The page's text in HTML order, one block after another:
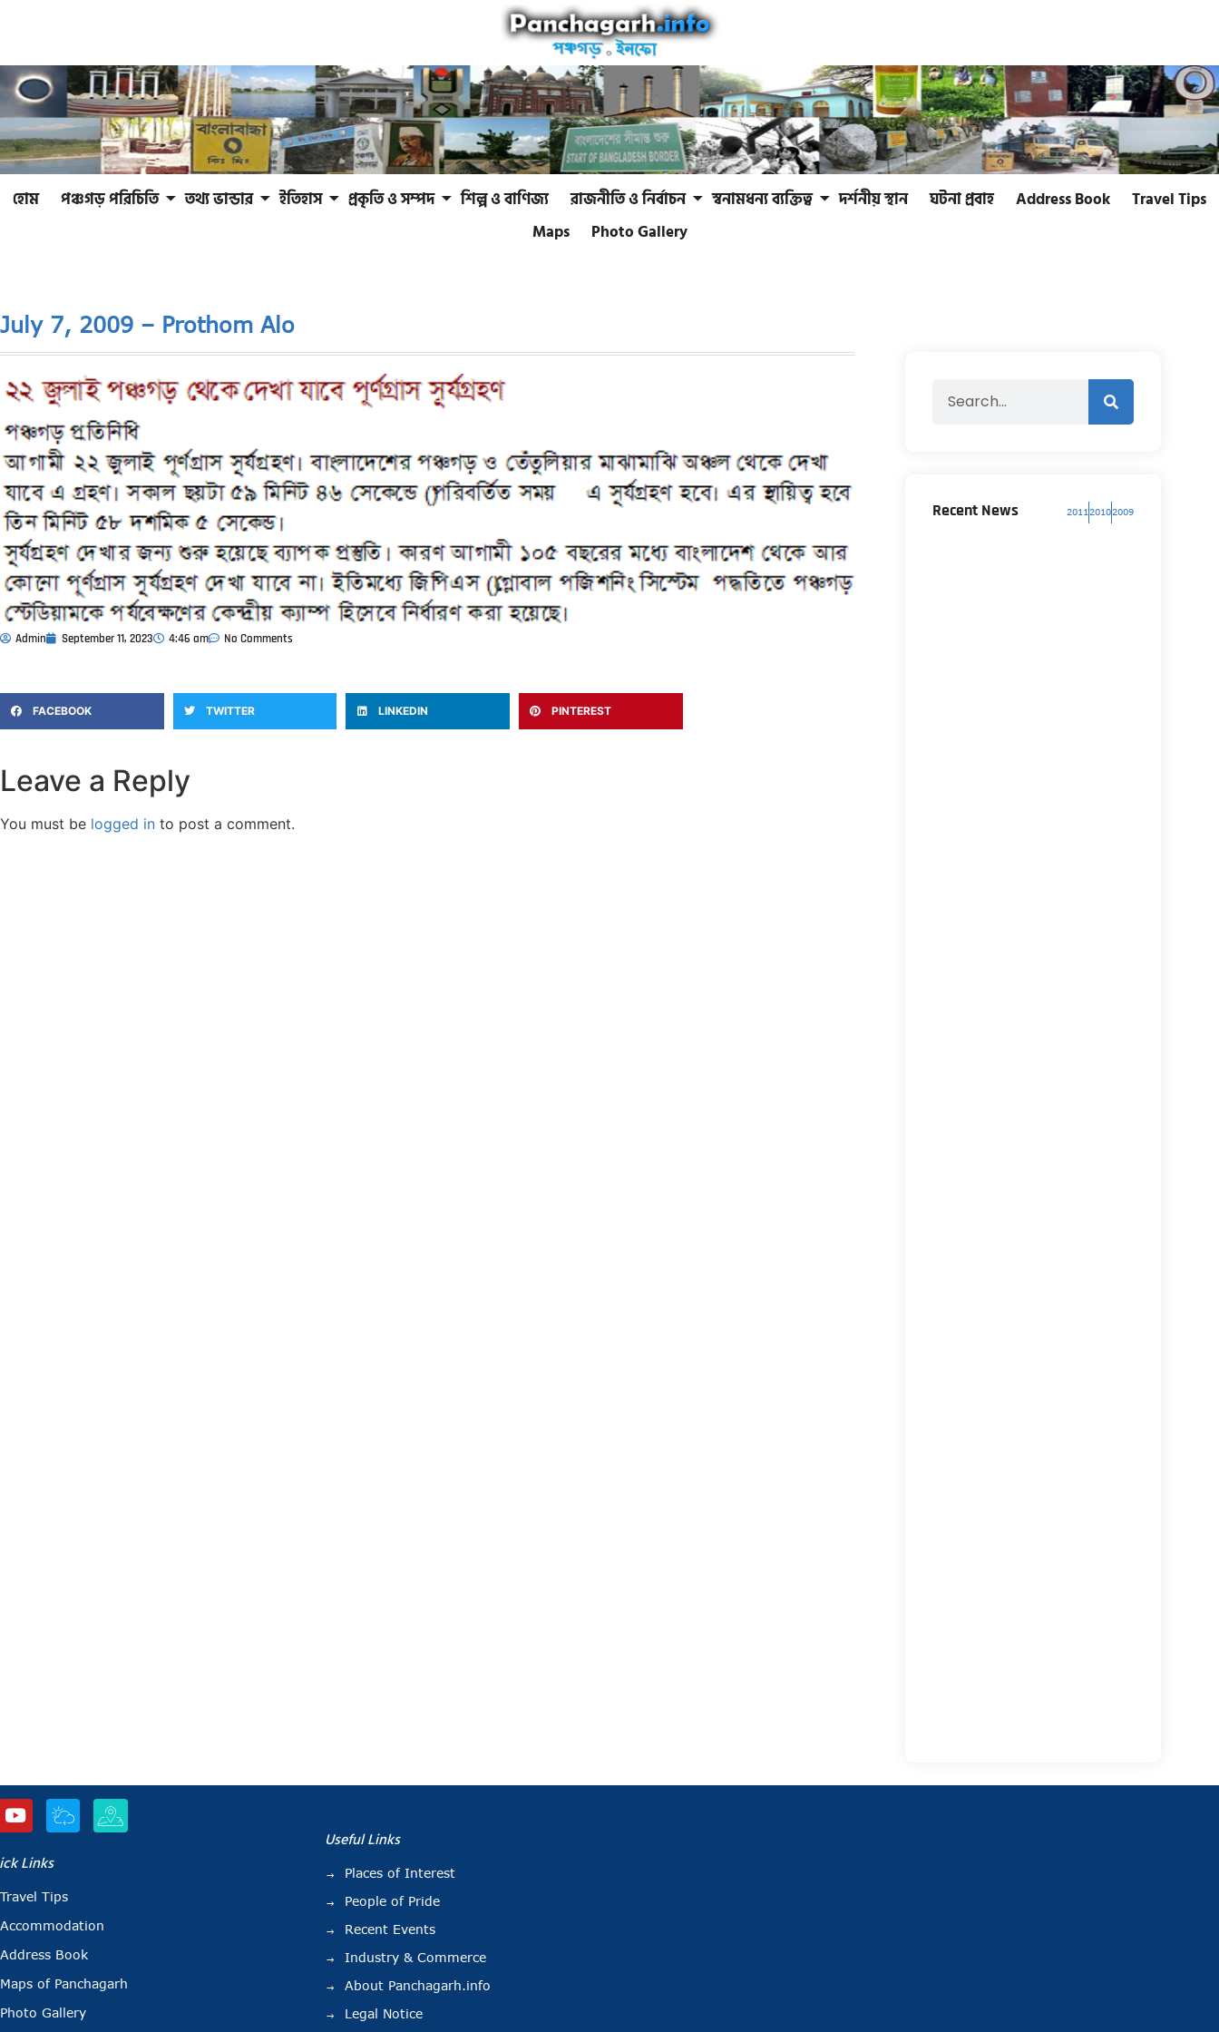
হোম পঞ্চগড় পরিচিতি তথ্য ভান্ডার ইতিহাস প্রকৃতি ও সম্পদ শিল্প ও বাণিজ্য রাজনীতি ও নির্বাচন স্বনামধন্য ব্যক্তিত্ব দর্শনীয় স্থান ঘটনা প্রবাহ Address Book
Travel Tips
Maps
Photo Gallery
July 7, 2009 – Prothom Alo
Admin September 11, 2023 4:46 am No Comments
FACEBOOK TWITTER LINKEDIN PINTEREST
Leave a Reply
You must be logged in to post a comment.
Recent News 2011 20102009
Links
Travel Tips
Accommodation
Address Book
Maps of Panchagarh
Photo Gallery
Useful Links
Places of Interest
People of Pride
Recent Events
Industry & Commerce
About Panchagarh.info
Legal Notice